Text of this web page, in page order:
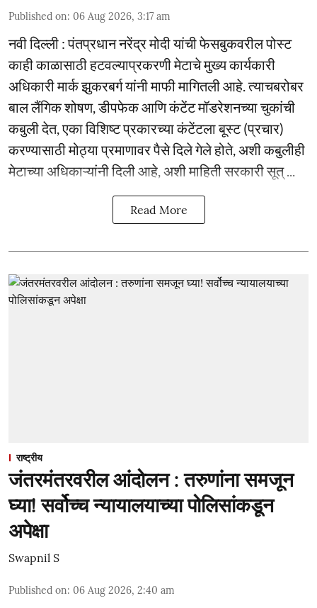
Published on: 06 Aug 2026, 3:17 am
नवी दिल्ली : पंतप्रधान नरेंद्र मोदी यांची फेसबुकवरील पोस्ट
काही काळासाठी हटवल्याप्रकरणी मेटाचे मुख्य कार्यकारी
अधिकारी मार्क झुकरबर्ग यांनी माफी मागितली आहे. त्याचबरोबर
बाल लैंगिक शोषण, डीपफेक आणि कंटेंट मॉडरेशनच्या चुकांची
कबुली देत, एका विशिष्ट प्रकारच्या कंटेंटला बूस्ट (प्रचार)
करण्यासाठी मोठ्या प्रमाणावर पैसे दिले गेले होते, अशी कबुलीही
मेटाच्या अधिकाऱ्यांनी दिली आहे, अशी माहिती सरकारी सूत् ...
Read More
राष्ट्रीय
जंतरमंतरवरील आंदोलन : तरुणांना समजून
घ्या! सर्वोच्च न्यायालयाच्या पोलिसांकडून
अपेक्षा
Swapnil S
Published on: 06 Aug 2026, 2:40 am